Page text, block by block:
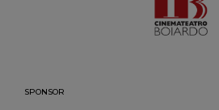
SPONSOR